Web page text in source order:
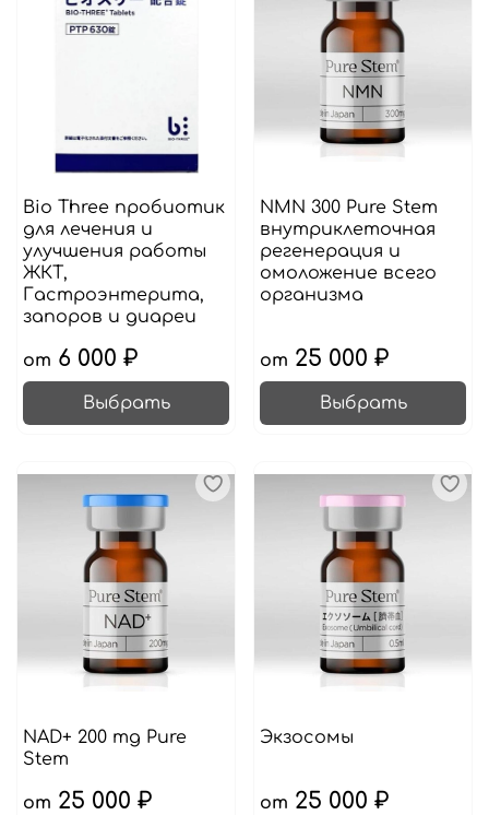
Bio Three пробиотик
для лечения и
улучшения работы
ЖКТ,
Гастроэнтерита,
запоров и диареи
от 6 000 ₽
Выбрать
NMN 300 Pure Stem
внутриклеточная
регенерация и
омоложение всего
организма
от 25 000 ₽
Выбрать
NAD+ 200 mg Pure
Stem
от 25 000 ₽
Экзосомы
от 25 000 ₽